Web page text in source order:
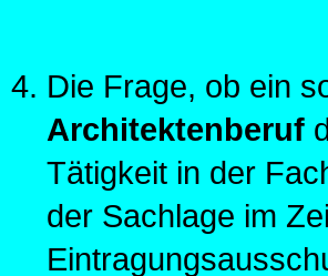
Die Frage, ob ein
Architektenberuf
Tätigkeit in der
der Sachlage im